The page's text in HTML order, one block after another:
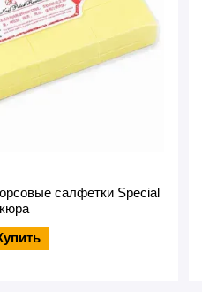
салфетки Special